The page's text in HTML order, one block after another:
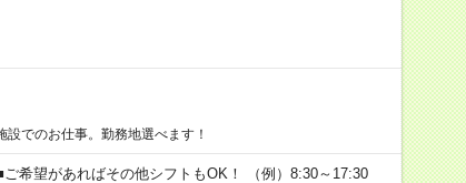
設でのお仕事。勤務地選べます！
希望があればその他シフトもOK！ （例）8:30～17:30